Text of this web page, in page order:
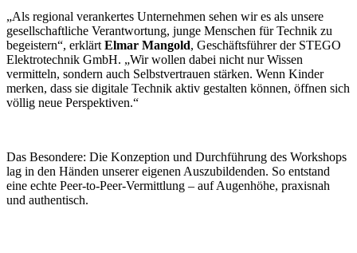
„Als regional verankertes Unternehmen sehen wir es als unsere
gesellschaftliche Verantwortung, junge Menschen für Technik zu
begeistern“, erklärt Elmar Mangold, Geschäftsführer der STEGO
Elektrotechnik GmbH. „Wir wollen dabei nicht nur Wissen
vermitteln, sondern auch Selbstvertrauen stärken. Wenn Kinder
merken, dass sie digitale Technik aktiv gestalten können, öffnen sich
völlig neue Perspektiven.“
Das Besondere: Die Konzeption und Durchführung des Workshops
lag in den Händen unserer eigenen Auszubildenden. So entstand
eine echte Peer-to-Peer-Vermittlung – auf Augenhöhe, praxisnah
und authentisch.